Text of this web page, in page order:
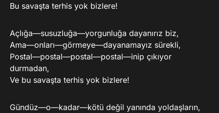
Bu savaşta terhis yok bizlere!
Açlığa—susuzluğa—yorgunluğa dayanırız biz,
Ama—onları—görmeye—dayanamayız sürekli,
Postal—postal—postal—postal—inip çıkıyor
durmadan,
Ve bu savaşta terhis yok bizlere!
Gündüz—o—kadar—kötü değil yanında yoldaşların,